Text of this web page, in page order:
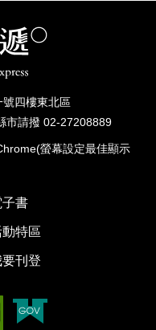
四樓東北區
市請撥 02-27208889
螢幕設定最佳顯示
子書
特區
刊登